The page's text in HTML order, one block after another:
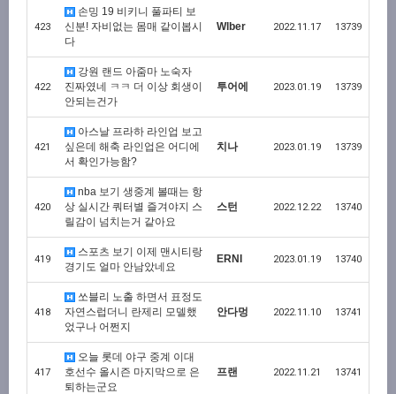
423
손밍 19 비키니 풀파티 보
신분! 자비없는 몸매 같이봅시
다
Wlber 2022.11.17 13739
422
강원 랜드 아줌마 노숙자
진짜였네 ㅋㅋ 더 이상 회생이
안되는건가
투어에 2023.01.19 13739
421
아스날 프라하 라인업 보고
싶은데 해축 라인업은 어디에
서 확인가능함?
치나 2023.01.19 13739
420
nba 보기 생중계 볼때는 항
상 실시간 쿼터별 즐겨야지 스
릴감이 넘치는거 같아요
스턴 2022.12.22 13740
419
스포츠 보기 이제 맨시티랑
경기도 얼마 안남았네요
ERNI 2023.01.19 13740
418
쏘블리 노출 하면서 표정도
자연스럽더니 란제리 모델했
었구나 어쩐지
안다멍 2022.11.10 13741
417
오늘 롯데 야구 중계 이대
호선수 올시즌 마지막으로 은
퇴하는군요
프랜 2022.11.21 13741